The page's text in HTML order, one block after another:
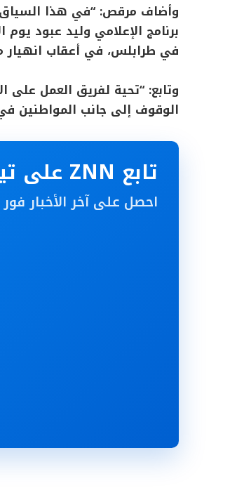
وأضاف مرقص: “في هذا السياق،
برنامج الإعلامي وليد عبود يوم
في طرابلس، في أعقاب انهيار
وتابع: “تحية لفريق العمل على
الوقوف إلى جانب المواطنين
تابع ZNN على تيليغرام
احصل على آخر الأخبار